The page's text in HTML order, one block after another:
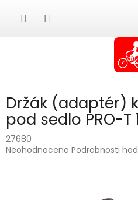
Držák (adaptér)
pod sedlo PRO-T
27680
Průměrné
Neohodnoceno Podrobnosti